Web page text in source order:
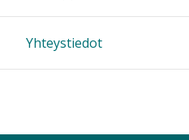
Yhteystiedot